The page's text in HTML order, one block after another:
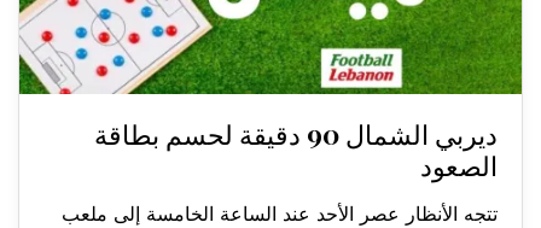
ديربي الشمال 90 دقيقة لحسم بطاقة
الصعود
تتجه الأنظار عصر الأحد عند الساعة الخامسة إلى ملعب